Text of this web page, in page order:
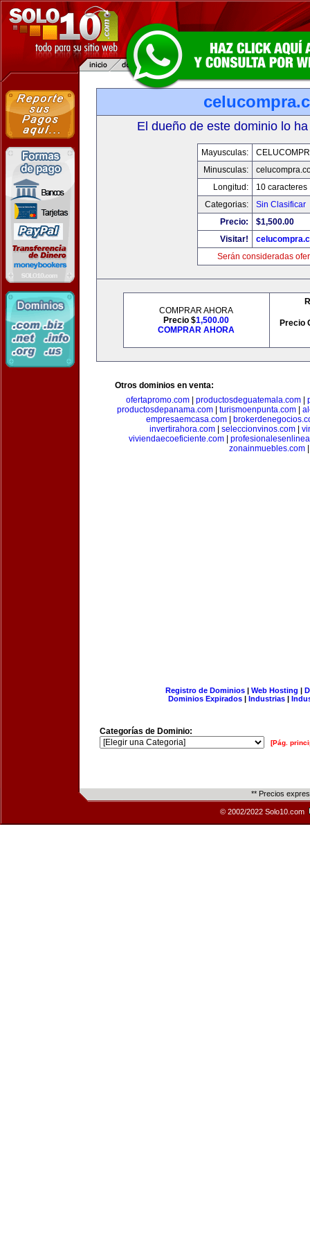
El dueño de este dominio lo
Mayusculas:
Minusculas:
Longitud:
10 caracteres
Categorias:
Sin Clasificar
Precio:
$1,500.00
Visitar!
Serán consideradas
COMPRAR AHORA
Precio $1,500.00
COMPRAR AHORA
Precio
Otros dominios en venta:
ofertapromo.com
productosdeguatemala.com
productosdepanama.com
turismoenpunta.com
empresaemcasa.com
invertirahora.com| seleccionvinos.com|
viviendaecoeficiente.com|
zonainmuebles.com
Registro de Dominios| Web Hosting |
Dominios Expirados | Industrias |
Categorías de Dominio:
[Pág.
** Precios
© 2002/2022 Solo10.com